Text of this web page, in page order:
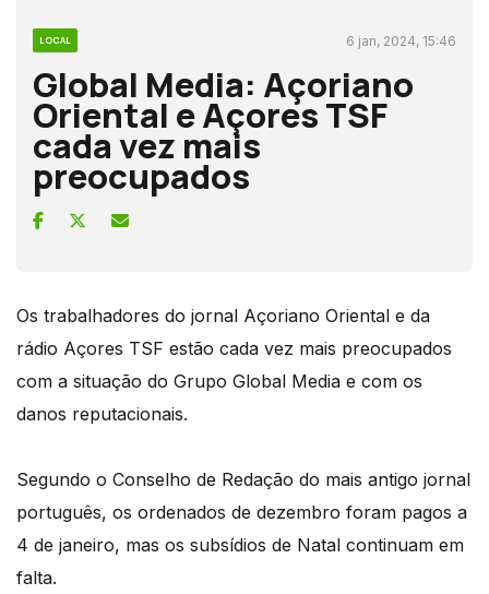
LOCAL 6 jan, 2024, 15:46
Global Media: Açoriano
Oriental e Açores TSF
cada vez mais
preocupados
Os trabalhadores do jornal Açoriano Oriental e da
rádio Açores TSF estão cada vez mais preocupados
com a situação do Grupo Global Media e com os
danos reputacionais.
Segundo o Conselho de Redação do mais antigo jornal
português, os ordenados de dezembro foram pagos a
4 de janeiro, mas os subsídios de Natal continuam em
falta.